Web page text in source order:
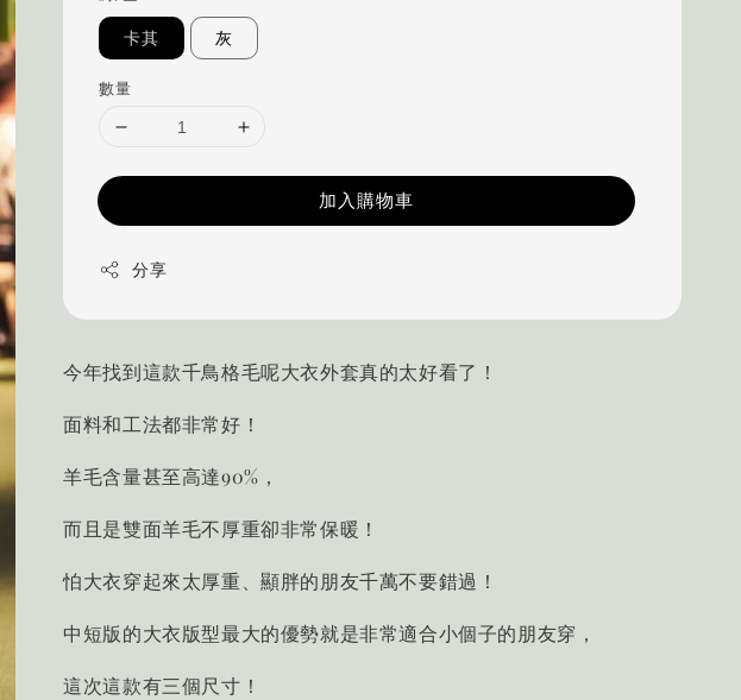
卡其 灰
數量
加入購物車
分享
今年找到這款千鳥格毛呢大衣外套真的太好看了！
面料和工法都非常好！
羊毛含量甚至高達90%，
而且是雙面羊毛不厚重卻非常保暖！
怕大衣穿起來太厚重、顯胖的朋友千萬不要錯過！
中短版的大衣版型最大的優勢就是非常適合小個子的朋友穿，
這次這款有三個尺寸！